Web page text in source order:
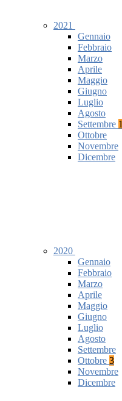
2021
Gennaio
Febbraio
Marzo
Aprile
Maggio
Giugno
Luglio
Agosto
Settembre 1
Ottobre
Novembre
Dicembre
2020
Gennaio
Febbraio
Marzo
Aprile
Maggio
Giugno
Luglio
Agosto
Settembre
Ottobre 3
Novembre
Dicembre